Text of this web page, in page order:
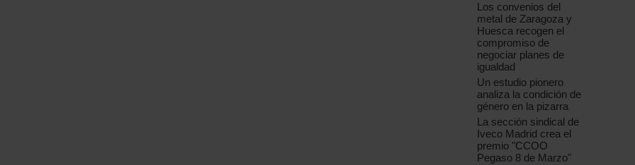
Los convenios del
metal de Zaragoza y
Huesca recogen el
compromiso de
negociar planes de
igualdad
Un estudio pionero
analiza la condición de
género en la pizarra
La sección sindical de
Iveco Madrid crea el
premio "CCOO
Pegaso 8 de Marzo"